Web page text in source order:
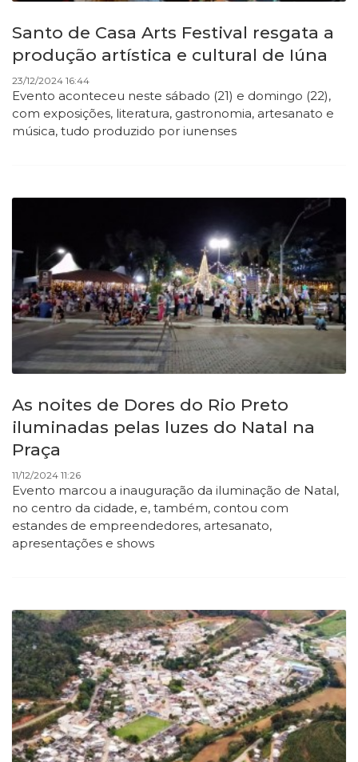
Santo de Casa Arts Festival resgata a
produção artística e cultural de Iúna
23/12/2024 16:44
Evento aconteceu neste sábado (21) e domingo (22),
com exposições, literatura, gastronomia, artesanato e
música, tudo produzido por iunenses
As noites de Dores do Rio Preto
iluminadas pelas luzes do Natal na
Praça
11/12/2024 11:26
Evento marcou a inauguração da iluminação de Natal,
no centro da cidade, e, também, contou com
estandes de empreendedores, artesanato,
apresentações e shows